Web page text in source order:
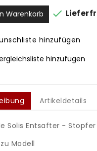
Warenkorb 
hinzufügen
hinzufügen
Artikeldetails
Solis Entsafter - Stopfer
Modell